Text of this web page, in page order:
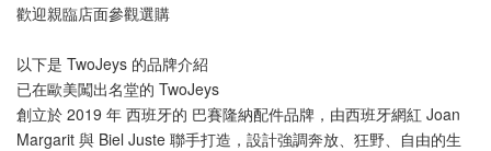
歡迎親臨店面參觀選購
以下是 TwoJeys 的品牌介紹
已在歐美闖出名堂的 TwoJeys
創立於 2019 年 西班牙的 巴賽隆納配件品牌，由西班牙網紅 Joan
Margarit 與 Biel Juste 聯手打造，設計強調奔放、狂野、自由的生